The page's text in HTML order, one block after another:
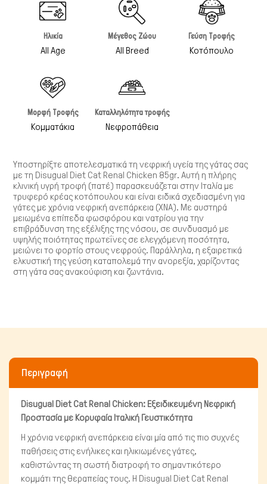
Πτηνά
Μικρά ζώα
Ηλικία
All Age
Μέγεθος Ζώου
All Breed
Γεύση Τροφής
Κοτόπουλο
Μορφή Τροφής
Κομματάκια
Καταλληλότητα τροφής
Νεφροπάθεια
Υποστηρίξτε αποτελεσματικά τη νεφρική υγεία της γάτας σας
με τη Disugual Diet Cat Renal Chicken 85gr. Αυτή η πλήρης
κλινική υγρή τροφή (πατέ) παρασκευάζεται στην Ιταλία με
τρυφερό κρέας κοτόπουλου και είναι ειδικά σχεδιασμένη για
γάτες με χρόνια νεφρική ανεπάρκεια (ΧΝA). Με αυστηρά
μειωμένα επίπεδα φωσφόρου και νατρίου για την
επιβράδυνση της εξέλιξης της νόσου, σε συνδυασμό με
υψηλής ποιότητας πρωτεΐνες σε ελεγχόμενη ποσότητα,
μειώνει το φορτίο στους νεφρούς. Παράλληλα, η εξαιρετικά
ελκυστική της γεύση καταπολεμά την ανορεξία, χαρίζοντας
στη γάτα σας ανακούφιση και ζωντάνια.
Περιγραφή
Disugual Diet Cat Renal Chicken: Εξειδικευμένη Νεφρική
Προστασία με Κορυφαία Ιταλική Γευστικότητα
Η χρόνια νεφρική ανεπάρκεια είναι μία από τις πιο συχνές
παθήσεις στις ενήλικες και ηλικιωμένες γάτες,
καθιστώντας τη σωστή διατροφή το σημαντικότερο
κομμάτι της θεραπείας τους. Η Disugual Diet Cat Renal